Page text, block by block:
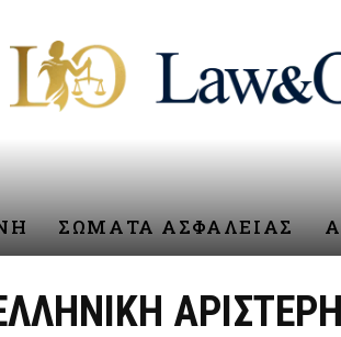
ΣΩΜΑΤΑ ΑΣΦΑΛΕΙΑΣ